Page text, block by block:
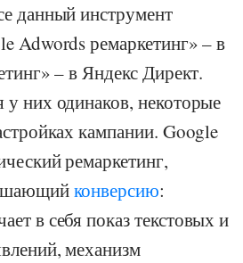
данный инструмент
Adwords ремаркетинг» – в
– в Яндекс Директ.
них одинаков, некоторые
кампании. Google
ремаркетинг,
конверсию:
в себя показ текстовых и
механизм